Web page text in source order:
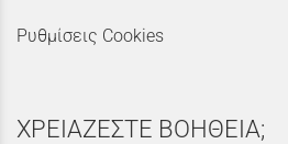
Ρυθμίσεις Cookies
ΧΡΕΙΑΖΕΣΤΕ ΒΟΗΘΕΙΑ;